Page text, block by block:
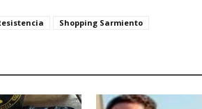
Shopping Sarmiento